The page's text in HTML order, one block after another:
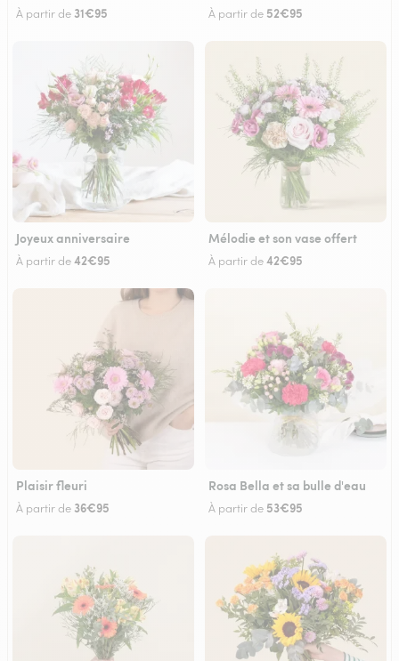
À partir de 31€95 À partir de 52€95
Joyeux anniversaire
À partir de42€95
Mélodie et son vase offert
À partir de42€95
Plaisir fleuri
À partir de 36€95
Rosa Bella et sa bulle d'eau
À partir de 53€95